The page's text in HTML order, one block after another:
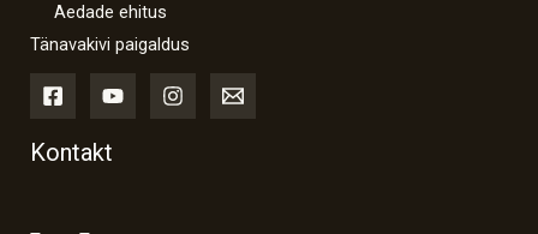
Aedade ehitus
Tänavakivi paigaldus
Kontakt